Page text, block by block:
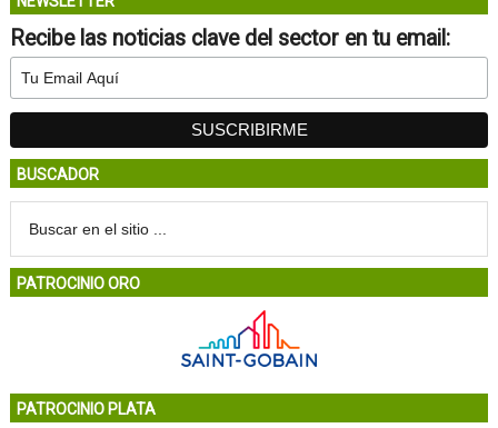
Recibe las noticias clave del sector en tu email:
BUSCADOR
PATROCINIO ORO
PATROCINIO PLATA